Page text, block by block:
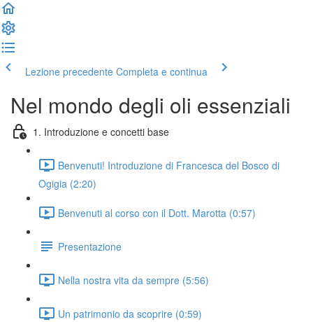
Lezione precedente Completa e continua
Nel mondo degli oli essenziali
1. Introduzione e concetti base
Benvenuti! Introduzione di Francesca del Bosco di
Ogigia (2:20)
Benvenuti al corso con il Dott. Marotta (0:57)
Presentazione
Nella nostra vita da sempre (5:56)
Un patrimonio da scoprire (0:59)